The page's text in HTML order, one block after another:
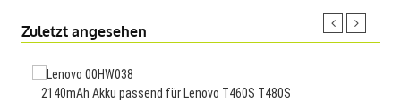
Zuletzt angesehen
2140mAh Akku passend für Lenovo T460S T480S